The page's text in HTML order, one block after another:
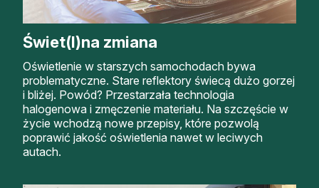
Świet(l)na zmiana
Oświetlenie w starszych samochodach bywa
problematyczne. Stare reflektory świecą dużo gorzej
i bliżej. Powód? Przestarzała technologia
halogenowa i zmęczenie materiału. Na szczęście w
życie wchodzą nowe przepisy, które pozwolą
poprawić jakość oświetlenia nawet w leciwych
autach.